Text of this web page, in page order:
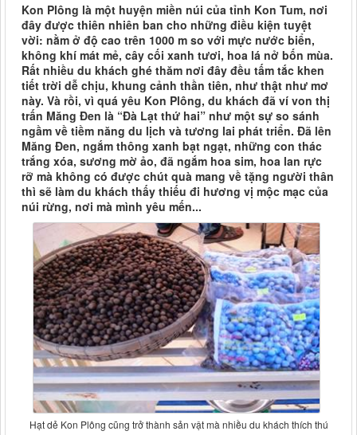
Kon Plông là một huyện miền núi của tỉnh Kon Tum, nơi
đây được thiên nhiên ban cho những điều kiện tuyệt
vời: nằm ở độ cao trên 1000 m so với mực nước biển,
không khí mát mẻ, cây cối xanh tươi, hoa lá nở bốn mùa.
Rất nhiều du khách ghé thăm nơi đây đều tấm tắc khen
tiết trời dễ chịu, khung cảnh thần tiên, như thật như mơ
này. Và rồi, vì quá yêu Kon Plông, du khách đã ví von thị
trấn Măng Đen là “Đà Lạt thứ hai” như một sự so sánh
ngầm về tiềm năng du lịch và tương lai phát triển. Đã lên
Măng Đen, ngắm thông xanh bạt ngạt, những con thác
trắng xóa, sương mờ ảo, đã ngắm hoa sim, hoa lan rực
rỡ mà không có được chút quà mang về tặng người thân
thì sẽ làm du khách thấy thiếu đi hương vị mộc mạc của
núi rừng, nơi mà mình yêu mến...
Hạt dẻ Kon Plông cũng trở thành sản vật mà nhiều du khách thích thú